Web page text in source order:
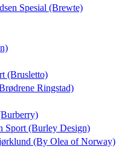
Spesial (Brewte)
(Brusletto)
Ringstad)
Sport (Burley Design)
(By Olea of Norway)